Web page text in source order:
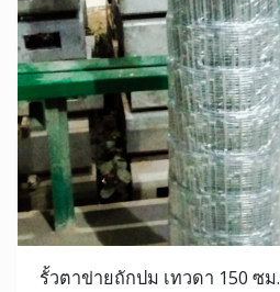
รั้วตาข่ายถักปม เทวดา 150 ซม.